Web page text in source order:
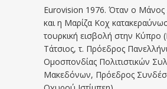
Eurovision 1976. Όταν ο Μάνος
και η Μαρίζα Κοχ
τουρκική εισβολή στην Κύπρο
Τάτσιος, τ. Πρόεδρος
Ομοσπονδίας Πολιτιστικών
Μακεδόνων, Πρόεδρος